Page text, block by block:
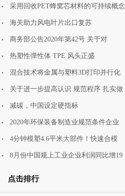
中国玻璃纤维工业协
采用回收PET蜂窝芯材料的可持续概念
海关助力风电叶片出口复苏
商务部公告2020年第42号 关于对
热塑性弹性体 TPE 风头正盛
混合技术将金属与塑料3D打印并行化
关于进一步提高认识 规范程序 扎实做
减碳，中国设定硬指标
2020年环保装备制造业规范条件企业
4分钟模塑4.6平米大部件！快速合模
8月份中国规上工业企业利润同比增19
点击排行